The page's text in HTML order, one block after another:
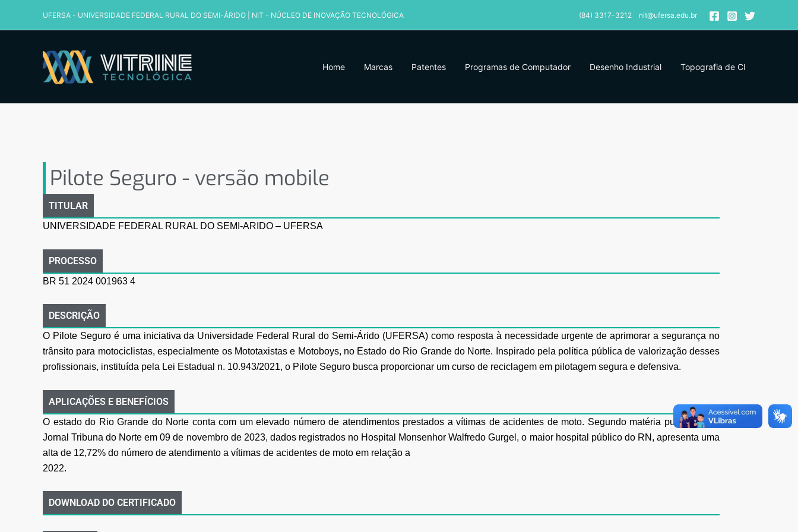
UFERSA - UNIVERSIDADE FEDERAL RURAL DO SEMI-ÁRIDO NIT - NÚCLEO DE INOVAÇÃO TECNOLÓGICA (84) 3317-3212 nit@ufersa.edu.br
Home Marcas Patentes Programas de Computador Desenho Industrial Topografia de CI
Pilote Seguro - versão mobile
TITULAR
UNIVERSIDADE FEDERAL RURAL DO SEMI-ARIDO – UFERSA
PROCESSO
BR 51 2024 001963 4
DESCRIÇÃO
O Pilote Seguro é uma iniciativa da Universidade Federal Rural do Semi-Árido (UFERSA) como resposta à necessidade urgente de aprimorar a segurança no
trânsito para motociclistas, especialmente os Mototaxistas e Motoboys, no Estado do Rio Grande do Norte. Inspirado pela política pública de valorização desses
profissionais, instituída pela Lei Estadual n. 10.943/2021, o Pilote Seguro busca proporcionar um curso de reciclagem em pilotagem segura e defensiva.
APLICAÇÕES E BENEFÍCIOS
O estado do Rio Grande do Norte conta com um elevado número de atendimentos prestados a vítimas de acidentes de moto. Segundo matéria publicada no
Jornal Tribuna do Norte em 09 de novembro de 2023, dados registrados no Hospital Monsenhor Walfredo Gurgel, o maior hospital público do RN, apresenta uma
alta de 12,72% do número de atendimento a vítimas de acidentes de moto em relação a
2022.
DOWNLOAD DO CERTIFICADO